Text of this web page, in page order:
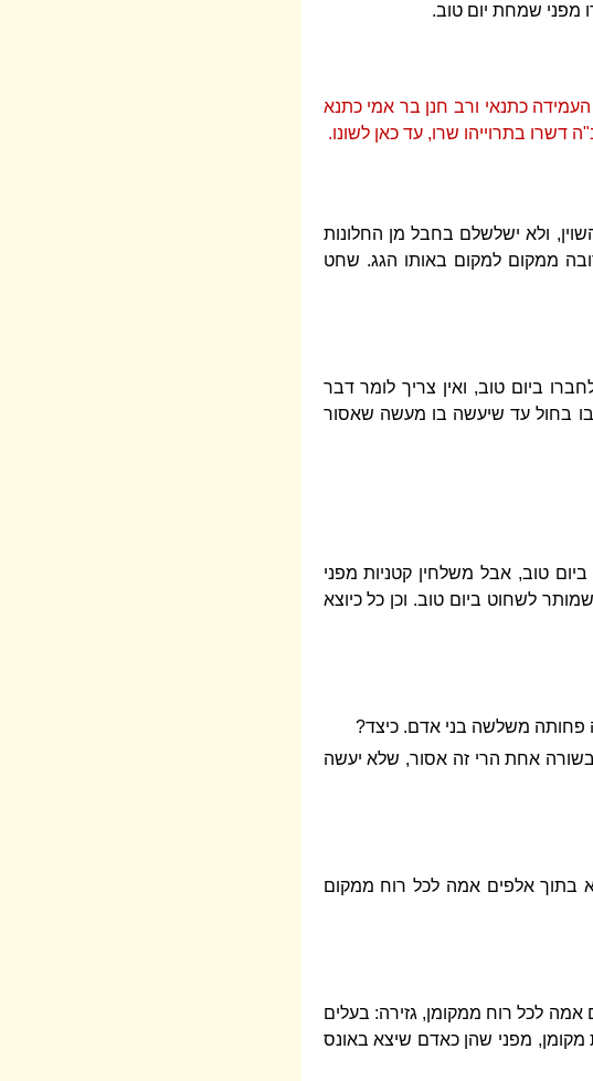
מפני שמחת יום טוב.
כתנאי ורב חנן בר אמי כתנא
דשרו בתרוייהו שרו, עד כאן לשונו.
ולא ישלשלם בחבל מן החלונות
ממקום למקום באותו הגג. שחט
ביום טוב, ואין צריך לומר דבר
בו בחול עד שיעשה בו מעשה שאסור
טוב, אבל משלחין קטניות מפני
לשחוט ביום טוב. וכן כל כיוצא
פחותה משלשה בני אדם. כיצד?
בשורה אחת הרי זה אסור, שלא יעשה
אלא בתוך אלפים אמה לכל רוח ממקום
אמה לכל רוח ממקומן, גזירה: בעלים
מקומן, מפני שהן כאדם שיצא באונס